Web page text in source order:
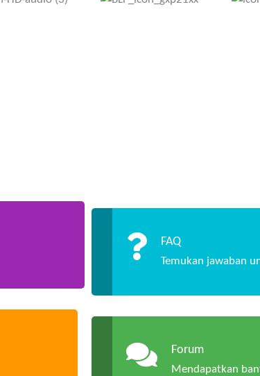
FAQ
Temukan jawaban
Forum
Mendapatkan